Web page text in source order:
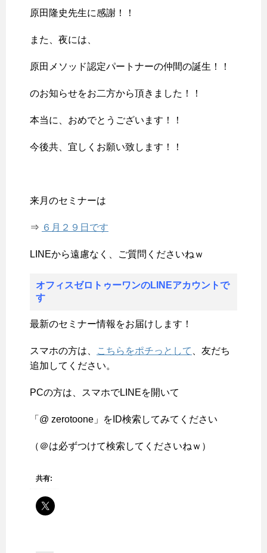
原田隆史先生に感謝！！
また、夜には、
原田メソッド認定パートナーの仲間の誕生！！
のお知らせをお二方から頂きました！！
本当に、おめでとうございます！！
今後共、宜しくお願い致します！！
来月のセミナーは
⇒ ６月２９日です
LINEから遠慮なく、ご質問くださいねｗ
オフィスゼロトゥーワンのLINEアカウントで
す
最新のセミナー情報をお届けします！
スマホの方は、 こちらをポチっとして
、友だち
追加してください。
PCの方は、スマホでLINEを開いて
「@ zerotoone」をID検索してみてください
（＠は必ずつけて検索してくださいねｗ）
共有: